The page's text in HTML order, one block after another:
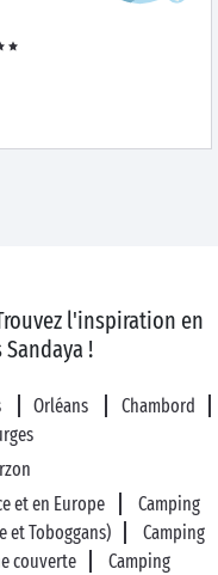
l'inspiration en
!
Orléans
Chambord
et en Europe
Camping
et Toboggans)
Camping
couverte Camping